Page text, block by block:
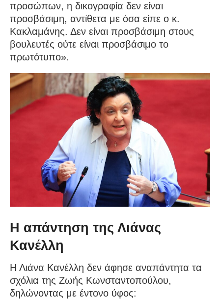
προσώπων, η δικογραφία δεν είναι
προσβάσιμη, αντίθετα με όσα είπε ο κ.
Κακλαμάνης. Δεν είναι προσβάσιμη στους
βουλευτές ούτε είναι προσβάσιμο το
πρωτότυπο».
Η απάντηση της Λιάνας
Κανέλλη
Η Λιάνα Κανέλλη δεν άφησε αναπάντητα τα
σχόλια της Ζωής Κωνσταντοπούλου,
δηλώνοντας με έντονο ύφος: